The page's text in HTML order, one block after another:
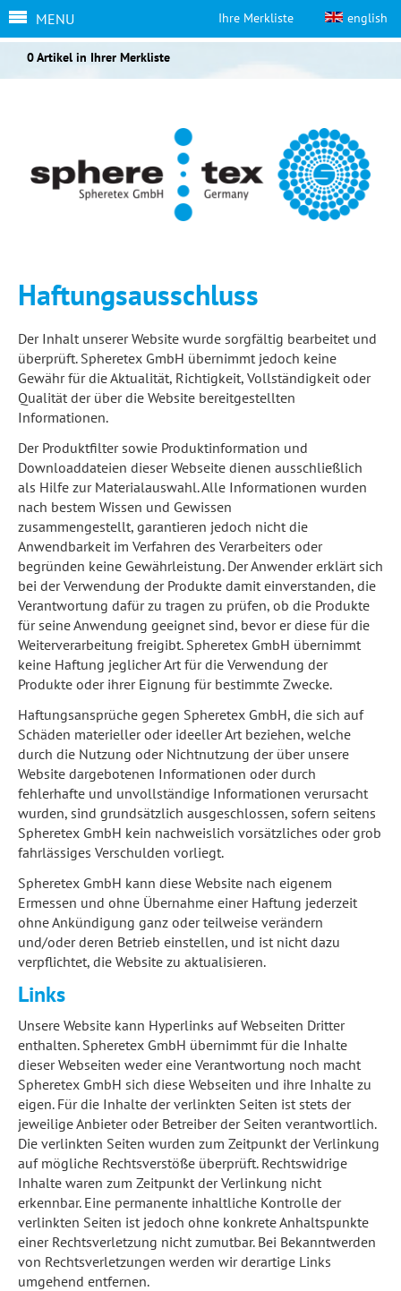
english
Ihre Merkliste
0 Artikel in Ihrer Merkliste
MENU
Haftungsausschluss
Der Inhalt unserer Website wurde sorgfältig bearbeitet und
überprüft. Spheretex GmbH übernimmt jedoch keine
Gewähr für die Aktualität, Richtigkeit, Vollständigkeit oder
Qualität der über die Website bereitgestellten
Informationen.
Der Produktfilter sowie Produktinformation und
Downloaddateien dieser Webseite dienen ausschließlich
als Hilfe zur Materialauswahl. Alle Informationen wurden
nach bestem Wissen und Gewissen
zusammengestellt, garantieren jedoch nicht die
Anwendbarkeit im Verfahren des Verarbeiters oder
begründen keine Gewährleistung. Der Anwender erklärt sich
bei der Verwendung der Produkte damit einverstanden, die
Verantwortung dafür zu tragen zu prüfen, ob die Produkte
für seine Anwendung geeignet sind, bevor er diese für die
Weiterverarbeitung freigibt. Spheretex GmbH übernimmt
keine Haftung jeglicher Art für die Verwendung der
Produkte oder ihrer Eignung für bestimmte Zwecke.
Haftungsansprüche gegen Spheretex GmbH, die sich auf
Schäden materieller oder ideeller Art beziehen, welche
durch die Nutzung oder Nichtnutzung der über unsere
Website dargebotenen Informationen oder durch
fehlerhafte und unvollständige Informationen verursacht
wurden, sind grundsätzlich ausgeschlossen, sofern seitens
Spheretex GmbH kein nachweislich vorsätzliches oder grob
fahrlässiges Verschulden vorliegt.
Spheretex GmbH kann diese Website nach eigenem
Ermessen und ohne Übernahme einer Haftung jederzeit
ohne Ankündigung ganz oder teilweise verändern
und/oder deren Betrieb einstellen, und ist nicht dazu
verpflichtet, die Website zu aktualisieren.
Links
Unsere Website kann Hyperlinks auf Webseiten Dritter
enthalten. Spheretex GmbH übernimmt für die Inhalte
dieser Webseiten weder eine Verantwortung noch macht
Spheretex GmbH sich diese Webseiten und ihre Inhalte zu
eigen. Für die Inhalte der verlinkten Seiten ist stets der
jeweilige Anbieter oder Betreiber der Seiten verantwortlich.
Die verlinkten Seiten wurden zum Zeitpunkt der Verlinkung
auf mögliche Rechtsverstöße überprüft. Rechtswidrige
Inhalte waren zum Zeitpunkt der Verlinkung nicht
erkennbar. Eine permanente inhaltliche Kontrolle der
verlinkten Seiten ist jedoch ohne konkrete Anhaltspunkte
einer Rechtsverletzung nicht zumutbar. Bei Bekanntwerden
von Rechtsverletzungen werden wir derartige Links
umgehend entfernen.